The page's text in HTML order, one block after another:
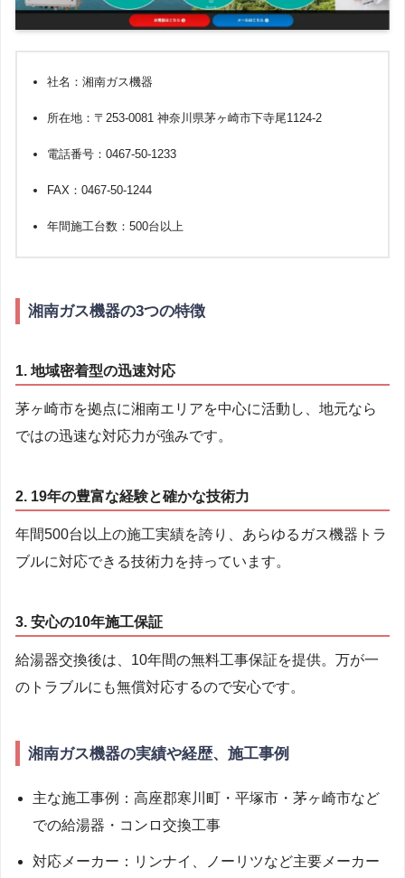
社名：湘南ガス機器
所在地：〒253-0081 神奈川県茅ヶ崎市下寺尾1124-2
電話番号：0467-50-1233
FAX：0467-50-1244
年間施工台数：500台以上
湘南ガス機器の3つの特徴
1. 地域密着型の迅速対応
茅ヶ崎市を拠点に湘南エリアを中心に活動し、地元なら
ではの迅速な対応力が強みです。
2. 19年の豊富な経験と確かな技術力
年間500台以上の施工実績を誇り、あらゆるガス機器トラ
ブルに対応できる技術力を持っています。
3. 安心の10年施工保証
給湯器交換後は、10年間の無料工事保証を提供。万が一
のトラブルにも無償対応するので安心です。
湘南ガス機器の実績や経歴、施工事例
主な施工事例：高座郡寒川町・平塚市・茅ヶ崎市など
での給湯器・コンロ交換工事
対応メーカー：リンナイ、ノーリツなど主要メーカー